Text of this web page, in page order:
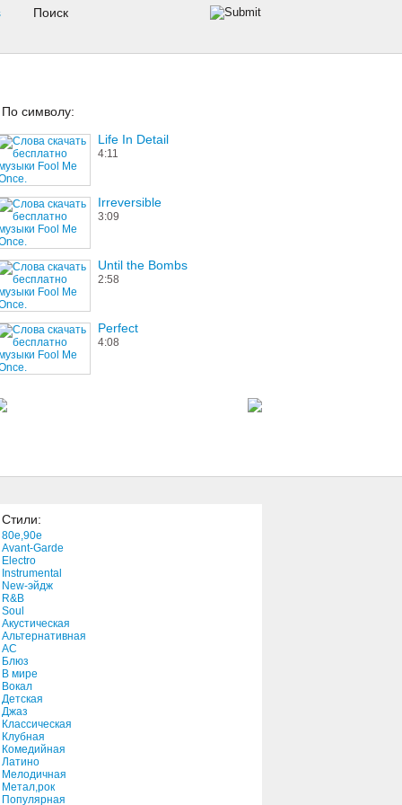
По символу:
Life In Detail
4:11
Irreversible
3:09
Until the Bombs
2:58
Perfect
4:08
5:12
Стили:
80e,90e
Avant-Garde
Electro
Instrumental
New-эйдж
R&B
Soul
Акустическая
Альтернативная
АС
Блюз
В мире
Вокал
Детская
Джаз
Классическая
Клубная
Комедийная
Латино
Мелодичная
Метал,рок
Популярная